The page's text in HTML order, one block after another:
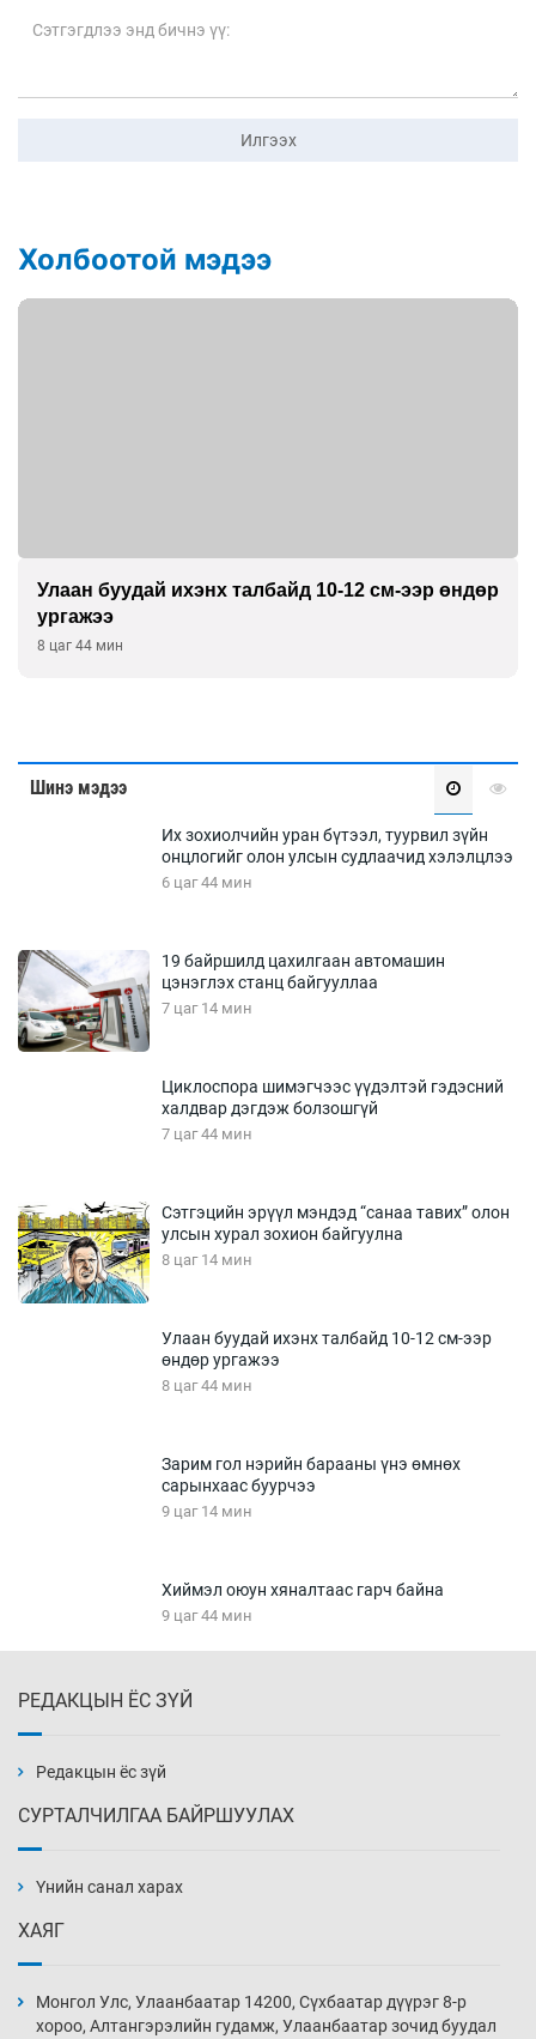
Илгээх
Холбоотой мэдээ
Улаан буудай ихэнх талбайд 10-12 см-ээр өндөр
ургажээ
8 цаг 44 мин
Шинэ мэдээ
Их зохиолчийн уран бүтээл, туурвил зүйн
онцлогийг олон улсын судлаачид хэлэлцлээ
6 цаг 44 мин
19 байршилд цахилгаан автомашин
цэнэглэх станц байгууллаа
7 цаг 14 мин
Циклоспора шимэгчээс үүдэлтэй гэдэсний
халдвар дэгдэж болзошгүй
7 цаг 44 мин
Сэтгэцийн эрүүл мэндэд “санаа тавих” олон
улсын хурал зохион байгуулна
8 цаг 14 мин
Улаан буудай ихэнх талбайд 10-12 см-ээр
өндөр ургажээ
8 цаг 44 мин
Зарим гол нэрийн барааны үнэ өмнөх
сарынхаас буурчээ
9 цаг 14 мин
Хиймэл оюун хяналтаас гарч байна
9 цаг 44 мин
10 цаг 14 мин
нэмэгджээ
10 цаг 44 мин
РЕДАКЦЫН ЁС ЗҮЙ
Редакцын ёс зүй
СУРТАЛЧИЛГАА БАЙРШУУЛАХ
Үнийн санал харах
ХАЯГ
Монгол Улс, Улаанбаатар 14200, Сүхбаатар дүүрэг 8-р
хороо, Алтангэрэлийн гудамж, Улаанбаатар зочид буудал